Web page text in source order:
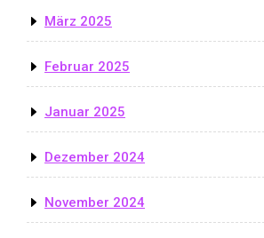
März 2025
Februar 2025
Januar 2025
Dezember 2024
November 2024